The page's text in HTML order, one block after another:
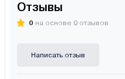
Отзывы
0 на основе 0 отзывов
Написать отзыв